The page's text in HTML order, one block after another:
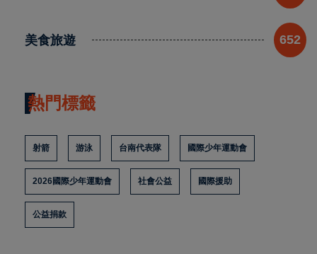
美食旅遊 652
熱門標籤
射箭 游泳 台南代表隊 國際少年運動會
2026國際少年運動會 社會公益 國際援助
公益捐款